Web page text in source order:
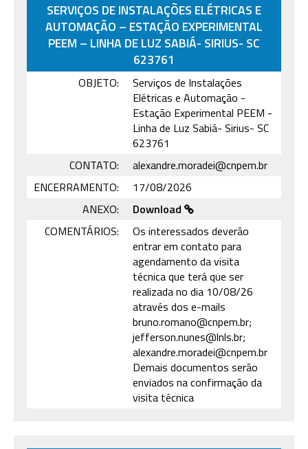
SERVIÇOS DE INSTALAÇÕES ELÉTRICAS E
AUTOMAÇÃO – ESTAÇÃO EXPERIMENTAL
PEEM – LINHA DE LUZ SABIÁ- SIRIUS- SC
623761
OBJETO:
Serviços de Instalações
Elétricas e Automação -
Estação Experimental PEEM -
Linha de Luz Sabiá- Sirius- SC
623761
CONTATO:
alexandre.moradei@cnpem.br
ENCERRAMENTO:
17/08/2026
ANEXO:
Download
COMENTÁRIOS:
Os interessados deverão
entrar em contato para
agendamento da visita
técnica que terá que ser
realizada no dia 10/08/26
através dos e-mails
bruno.romano@cnpem.br;
jefferson.nunes@lnls.br;
alexandre.moradei@cnpem.br
Demais documentos serão
enviados na confirmação da
visita técnica